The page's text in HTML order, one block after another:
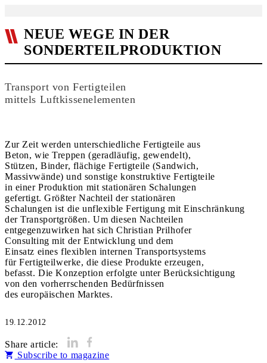
NEUE WEGE IN DER
SONDERTEILPRODUKTION
Transport von Fertigteilen
mittels Luftkissenelementen
Zur Zeit werden unterschiedliche Fertigteile aus
Beton, wie Treppen (geradläufig, gewendelt),
Stützen, Binder, flächige Fertigteile (Sandwich,
Massivwände) und sonstige konstruktive Fertigteile
in einer Produktion mit stationären Schalungen
gefertigt. Größter Nachteil der stationären
Schalungen ist die unflexible Fertigung mit Einschränkung
der Transportgrößen. Um diesen Nachteilen
entgegenzuwirken hat sich Christian Prilhofer
Consulting mit der Entwicklung und dem
Einsatz eines flexiblen internen Transportsystems
für Fertigteilwerke, die diese Produkte erzeugen,
befasst. Die Konzeption erfolgte unter Berücksichtigung
von den vorherrschenden Bedürfnissen
des europäischen Marktes.
19.12.2012
Share article:
Subscribe to magazine